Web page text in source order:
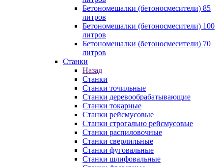
Бетономешалки (бетоносмесители) 85
литров
Бетономешалки (бетоносмесители) 100
литров
Бетономешалки (бетоносмесители) 70
литров
Станки
Назад
Станки
Станки точильные
Станки деревообрабатывающие
Станки токарные
Станки рейсмусовые
Станки строгально рейсмусовые
Станки распиловочные
Станки сверлильные
Станки фуговальные
Станки шлифовальные